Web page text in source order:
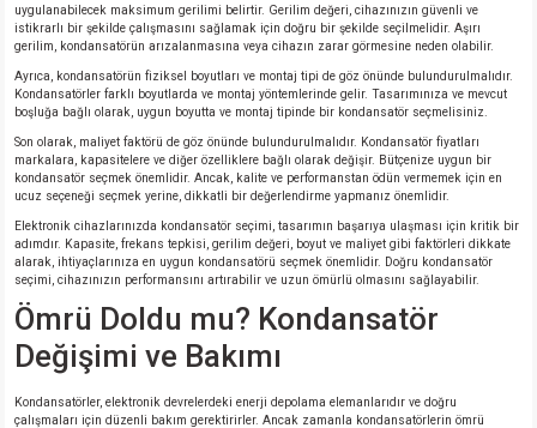
uygulanabilecek maksimum gerilimi belirtir. Gerilim değeri, cihazınızın güvenli ve
istikrarlı bir şekilde çalışmasını sağlamak için doğru bir şekilde seçilmelidir. Aşırı
gerilim, kondansatörün arızalanmasına veya cihazın zarar görmesine neden olabilir.
Ayrıca, kondansatörün fiziksel boyutları ve montaj tipi de göz önünde bulundurulmalıdır.
Kondansatörler farklı boyutlarda ve montaj yöntemlerinde gelir. Tasarımınıza ve mevcut
boşluğa bağlı olarak, uygun boyutta ve montaj tipinde bir kondansatör seçmelisiniz.
Son olarak, maliyet faktörü de göz önünde bulundurulmalıdır. Kondansatör fiyatları
markalara, kapasitelere ve diğer özelliklere bağlı olarak değişir. Bütçenize uygun bir
kondansatör seçmek önemlidir. Ancak, kalite ve performanstan ödün vermemek için en
ucuz seçeneği seçmek yerine, dikkatli bir değerlendirme yapmanız önemlidir.
Elektronik cihazlarınızda kondansatör seçimi, tasarımın başarıya ulaşması için kritik bir
adımdır. Kapasite, frekans tepkisi, gerilim değeri, boyut ve maliyet gibi faktörleri dikkate
alarak, ihtiyaçlarınıza en uygun kondansatörü seçmek önemlidir. Doğru kondansatör
seçimi, cihazınızın performansını artırabilir ve uzun ömürlü olmasını sağlayabilir.
Ömrü Doldu mu? Kondansatör
Değişimi ve Bakımı
Kondansatörler, elektronik devrelerdeki enerji depolama elemanlarıdır ve doğru
çalışmaları için düzenli bakım gerektirirler. Ancak zamanla kondansatörlerin ömrü